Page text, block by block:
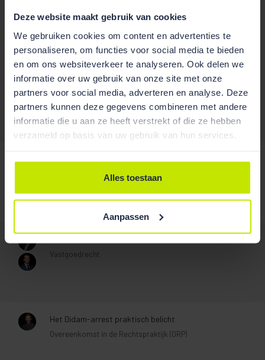
Deze website maakt gebruik van cookies
We gebruiken cookies om content en advertenties te
personaliseren, om functies voor social media te bieden
en om ons websiteverkeer te analyseren. Ook delen we
informatie over uw gebruik van onze site met onze
partners voor social media, adverteren en analyse. Deze
partners kunnen deze gegevens combineren met andere
informatie die u aan ze heeft verstrekt of die ze hebben
verzameld op basis van uw gebruik van hun services.
Alles toestaan
Aanpassen
Publicaties
Het activiteitencriterium bij quasi-inbesteden
Vastgoed 2026/9
Vastgoedrecht
Het Didam-arrest praktisch belicht
Overeenkomst in de Rechtspraktijk (ORP)